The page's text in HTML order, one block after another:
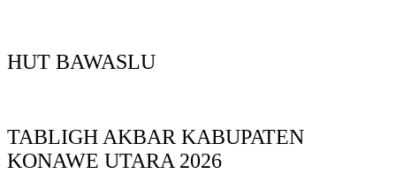
HUT BAWASLU
TABLIGH AKBAR KABUPATEN
KONAWE UTARA 2026